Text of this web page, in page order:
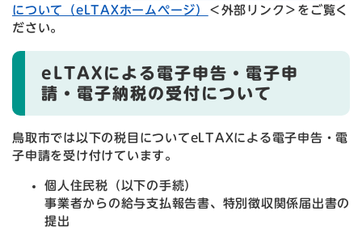
について（eLTAXホームページ）
＜外部リンク＞ をご覧く
ださい。
eLTAXによる電子申告・電子申
請・電子納税の受付について
鳥取市では以下の税目についてeLTAXによる電子申告・電
子申請を受け付けています。
個人住民税（以下の手続）
事業者からの給与支払報告書、特別徴収関係届出書の
提出